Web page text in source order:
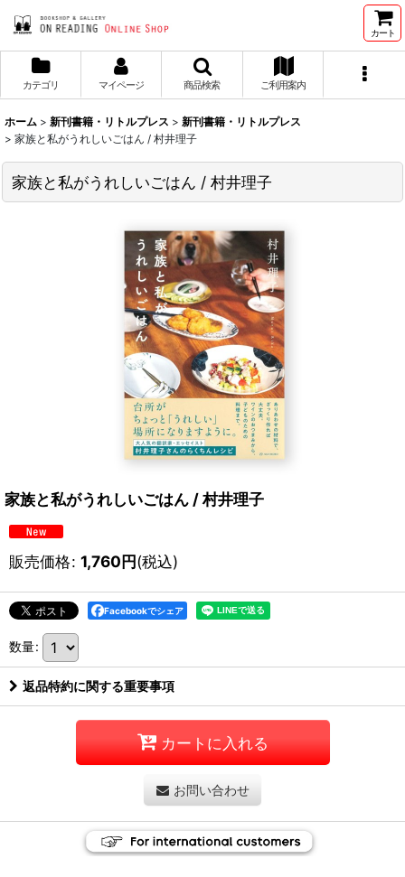
カート
カテゴリ マイページ 商品検索 ご利用案内
ホーム > 新刊書籍・リトルプレス > 新刊書籍・リトルプレス
> 家族と私がうれしいごはん / 村井理子
家族と私がうれしいごはん / 村井理子
家族と私がうれしいごはん / 村井理子
販売価格: 1,760円(税込)
Facebookでシェア
数量:
返品特約に関する重要事項
カートに入れる
お問い合わせ